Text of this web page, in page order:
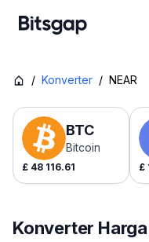
/ Konverter / NEAR
BTC
Bitcoin
£ 48 116.61 £
Konverter